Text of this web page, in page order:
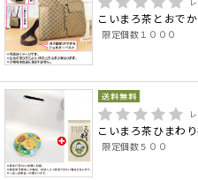
こいまろ茶とおで
限定個数１０００
こいまろ茶ひまわ
限定個数５００